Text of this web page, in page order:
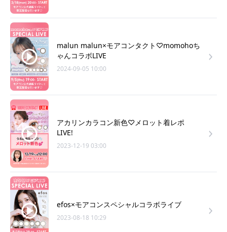
malun malun×モアコンタクト♡momohoち
ゃんコラボLIVE
2024-09-05 10:00
アカリンカラコン新色♡メロット着レポ
LIVE!
2023-12-19 03:00
efos×モアコンスペシャルコラボライブ
2023-08-18 10:29